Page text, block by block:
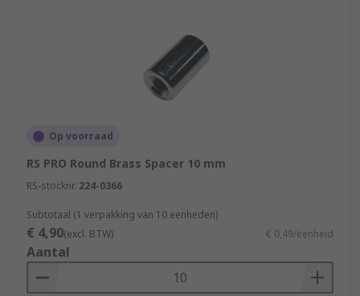
Op voorraad
RS PRO Round Brass Spacer 10 mm
RS-stocknr. 224-0366
Subtotaal (1 verpakking van 10 eenheden)
€ 4,90(excl. BTW) € 0,49/eenheid
Aantal